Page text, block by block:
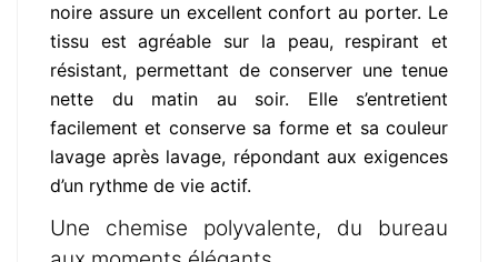
noire assure un excellent confort au porter. Le
tissu est agréable sur la peau, respirant et
résistant, permettant de conserver une tenue
nette du matin au soir. Elle s’entretient
facilement et conserve sa forme et sa couleur
lavage après lavage, répondant aux exigences
d’un rythme de vie actif.
Une chemise polyvalente, du bureau